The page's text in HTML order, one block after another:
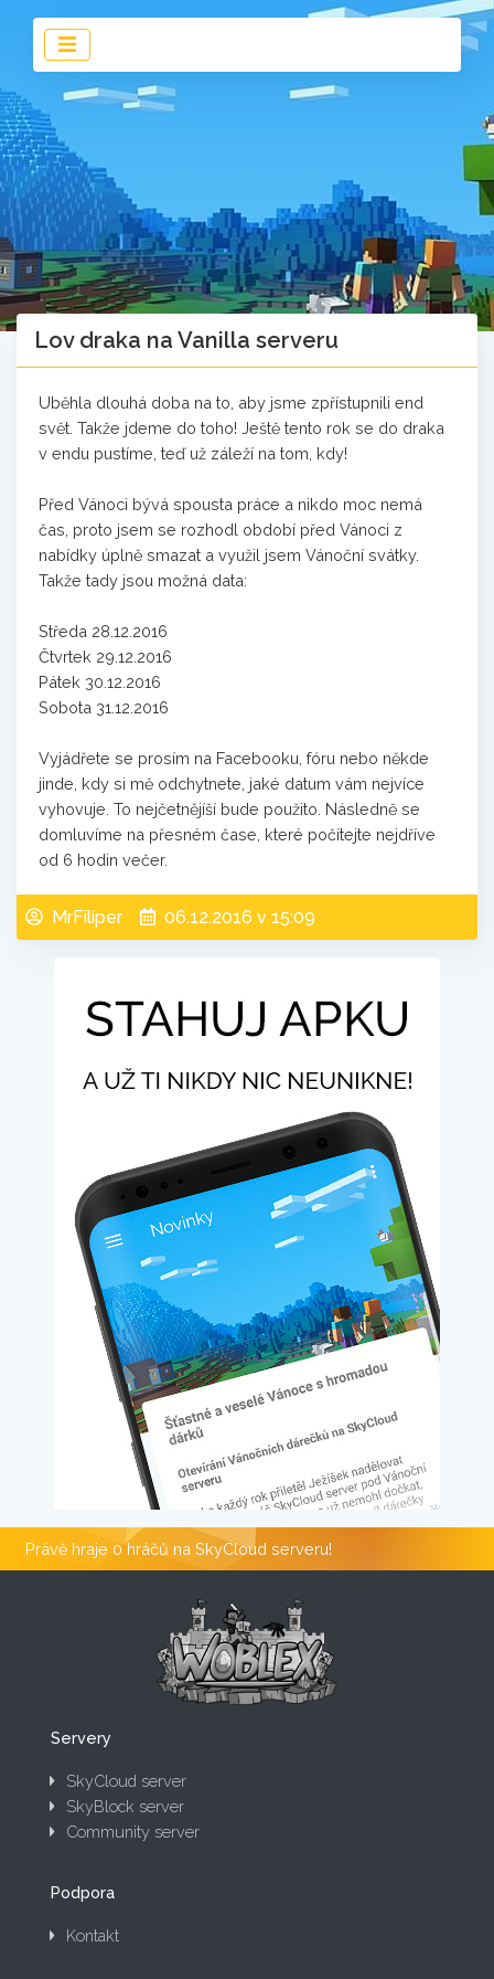
Lov draka na Vanilla serveru
Uběhla dlouhá doba na to, aby jsme zpřístupnili end
svět. Takže jdeme do toho! Ještě tento rok se do draka
v endu pustíme, teď už záleží na tom, kdy!
Před Vánoci bývá spousta práce a nikdo moc nemá
čas, proto jsem se rozhodl období před Vánoci z
nabídky úplně smazat a využil jsem Vánoční svátky.
Takže tady jsou možná data:
Středa 28.12.2016
Čtvrtek 29.12.2016
Pátek 30.12.2016
Sobota 31.12.2016
Vyjádřete se prosím na Facebooku, fóru nebo někde
jinde, kdy si mě odchytnete, jaké datum vám nejvíce
vyhovuje. To nejčetnějíší bude použito. Následně se
domluvíme na přesném čase, které počítejte nejdříve
od 6 hodin večer.
MrFiliper 06.12.2016 v 15:09
Právě hraje 0 hráčů na SkyCloud serveru!
Servery
SkyCloud server
SkyBlock server
Community server
Podpora
Kontakt